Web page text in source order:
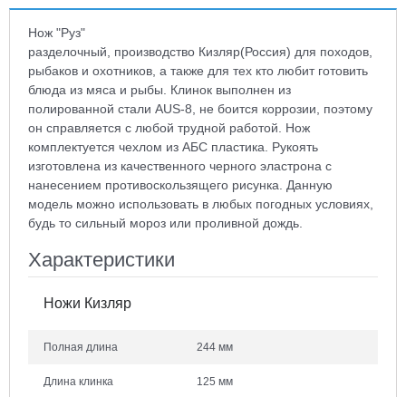
Нож "Руз"
разделочный, производство Кизляр(Россия) для походов,
рыбаков и охотников, а также для тех кто любит готовить
блюда из мяса и рыбы. Клинок выполнен из
полированной стали AUS-8, не боится коррозии, поэтому
он справляется с любой трудной работой. Нож
комплектуется чехлом из АБС пластика. Рукоять
изготовлена из качественного черного эластрона с
нанесением противоскользящего рисунка. Данную
модель можно использовать в любых погодных условиях,
будь то сильный мороз или проливной дождь.
Характеристики
Ножи Кизляр
Полная длина 244 мм
Длина клинка 125 мм